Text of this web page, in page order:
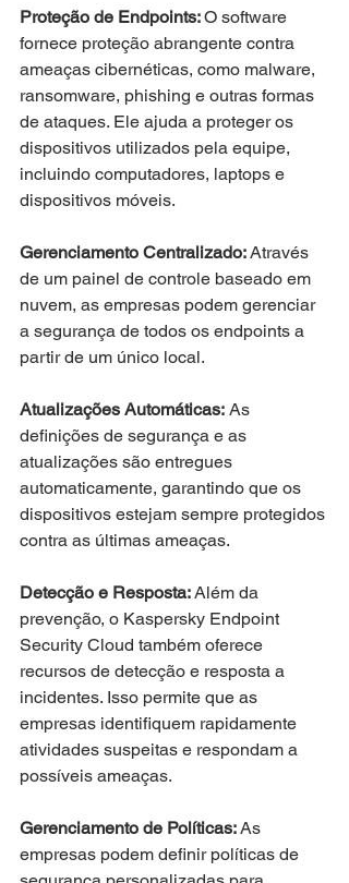
Proteção de Endpoints: O software
fornece proteção abrangente contra
ameaças cibernéticas, como malware,
ransomware, phishing e outras formas
de ataques. Ele ajuda a proteger os
dispositivos utilizados pela equipe,
incluindo computadores, laptops e
dispositivos móveis.
Gerenciamento Centralizado: Através
de um painel de controle baseado em
nuvem, as empresas podem gerenciar
a segurança de todos os endpoints a
partir de um único local.
Atualizações Automáticas: As
definições de segurança e as
atualizações são entregues
automaticamente, garantindo que os
dispositivos estejam sempre protegidos
contra as últimas ameaças.
Detecção e Resposta: Além da
prevenção, o Kaspersky Endpoint
Security Cloud também oferece
recursos de detecção e resposta a
incidentes. Isso permite que as
empresas identifiquem rapidamente
atividades suspeitas e respondam a
possíveis ameaças.
Gerenciamento de Políticas: As
empresas podem definir políticas de